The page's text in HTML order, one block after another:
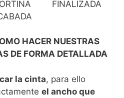
FINALIZADA
HACER NUESTRAS
DE FORMA DETALLADA
la cinta, para ello
el ancho que